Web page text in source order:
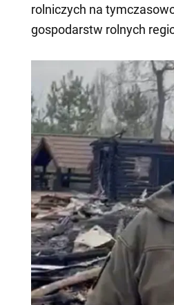
rolniczych na
gospodarstw rolnych